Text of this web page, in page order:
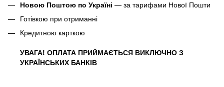
Новою Поштою по Україні — за тарифами Нової Пошти
Готівкою при отриманні
Кредитною карткою
УВАГА! ОПЛАТА ПРИЙМАЄТЬСЯ ВИКЛЮЧНО З
УКРАЇНСЬКИХ БАНКІВ